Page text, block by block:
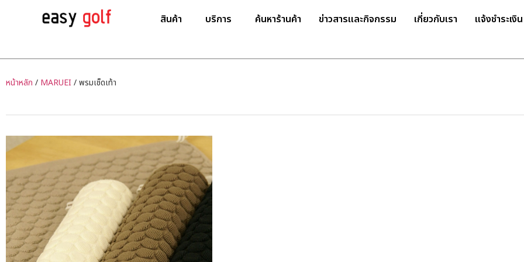
สินค้า บริการ ค้นหาร้านค้า ข่าวสารและกิจกรรม เกี่ยวกับเรา แจ้งชำระเงิน
หน้าหลัก / MARUEI/ พรมเช็ดเท้า